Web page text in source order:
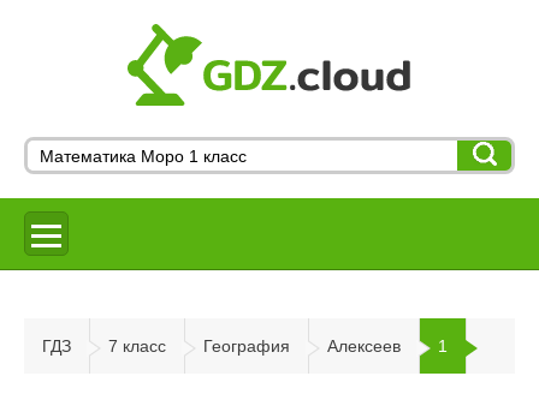
ГДЗ 7 класс География Алексеев 1